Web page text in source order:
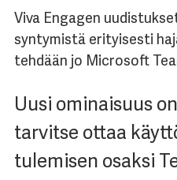
Viva Engagen
syntymistä erityisesti
tehdään jo Microsoft
Uusi ominaisuus
tarvitse ottaa
tulemisen osaksi